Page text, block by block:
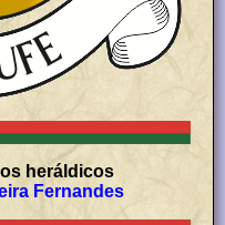
heráldicos
Fernandes